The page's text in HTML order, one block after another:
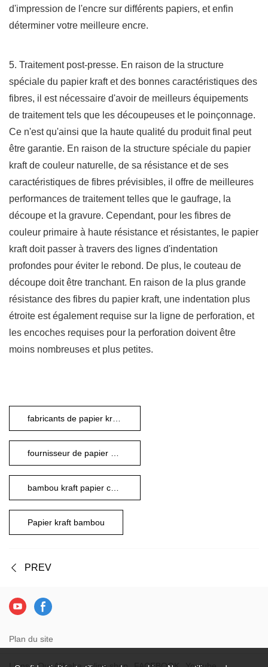
d'impression de l'encre sur différents papiers, et enfin
déterminer votre meilleure encre.
5. Traitement post-presse. En raison de la structure
spéciale du papier kraft et des bonnes caractéristiques des
fibres, il est nécessaire d'avoir de meilleurs équipements
de traitement tels que les découpeuses et le poinçonnage.
Ce n'est qu'ainsi que la haute qualité du produit final peut
être garantie. En raison de la structure spéciale du papier
kraft de couleur naturelle, de sa résistance et de ses
caractéristiques de fibres prévisibles, il offre de meilleures
performances de traitement telles que le gaufrage, la
découpe et la gravure. Cependant, pour les fibres de
couleur primaire à haute résistance et résistantes, le papier
kraft doit passer à travers des lignes d'indentation
profondes pour éviter le rebond. De plus, le couteau de
découpe doit être tranchant. En raison de la plus grande
résistance des fibres du papier kraft, une indentation plus
étroite est également requise sur la ligne de perforation, et
les encoches requises pour la perforation doivent être
moins nombreuses et plus petites.
Papier kraft bambou
PREV
Plan du site